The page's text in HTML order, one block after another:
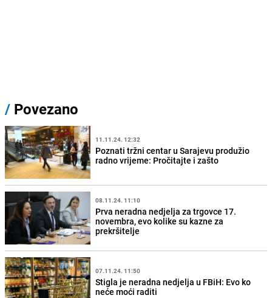
/ Povezano
11.11.24. 12:32
Poznati tržni centar u Sarajevu produžio
radno vrijeme: Pročitajte i zašto
08.11.24. 11:10
Prva neradna nedjelja za trgovce 17.
novembra, evo kolike su kazne za
prekršitelje
07.11.24. 11:50
Stigla je neradna nedjelja u FBiH: Evo ko
neće moći raditi